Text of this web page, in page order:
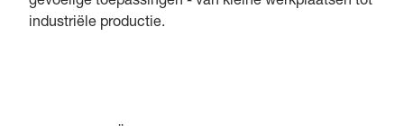
industriële productie.